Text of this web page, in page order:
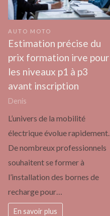
AUTO MOTO
Estimation précise du
prix formation irve pour
les niveaux p1 à p3
avant inscription
Denis
L’univers de la mobilité
électrique évolue rapidement.
De nombreux professionnels
souhaitent se former à
l’installation des bornes de
recharge pour…
En savoir plus